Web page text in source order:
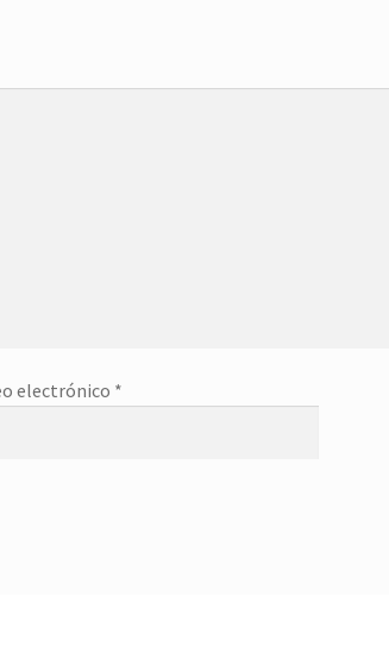
electrónico *